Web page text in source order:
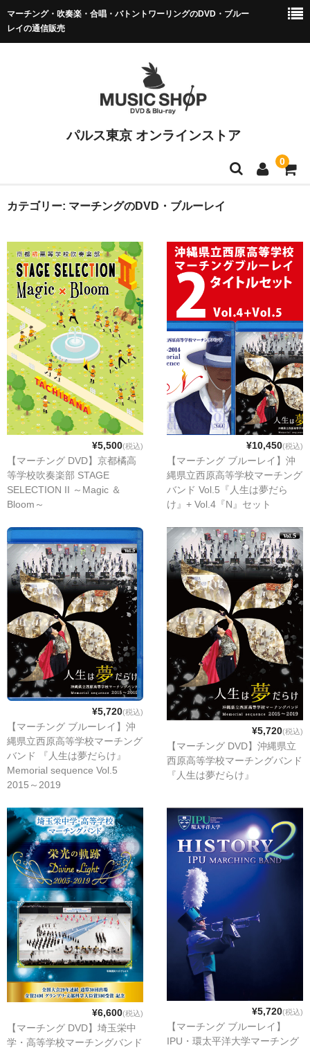
マーチング・吹奏楽・合唱・バトントワーリングのDVD・ブルー
レイの通信販売
パルス東京 オンラインストア
0
マーチング DVD/BD
小学校バンドフェス
マーチング全国大会
マーチンググランプリ
有名マーチングバンド特集
マーチング指導法
吹奏楽 DVD/BD
指導・クリニック DVD/BD
バトン・フリー音源 CD/DVD
書籍・楽譜
カスタム商品
カテゴリー: マーチングのDVD・ブルーレイ
¥5,500(税込)
【マーチング DVD】京都橘高
等学校吹奏楽部 STAGE
SELECTION II ～Magic ＆
Bloom～
¥10,450(税込)
【マーチング ブルーレイ】沖
縄県立西原高等学校マーチング
バンド Vol.5『人生は夢だら
け』+ Vol.4『N』セット
¥5,720(税込)
【マーチング ブルーレイ】沖
縄県立西原高等学校マーチング
バンド 『人生は夢だらけ』
Memorial sequence Vol.5
2015～2019
¥5,720(税込)
【マーチング DVD】沖縄県立
西原高等学校マーチングバンド
『人生は夢だらけ』
¥6,600(税込)
【マーチング DVD】埼玉栄中
学・高等学校マーチングバンド
¥5,720(税込)
【マーチング ブルーレイ】
IPU・環太平洋大学マーチング